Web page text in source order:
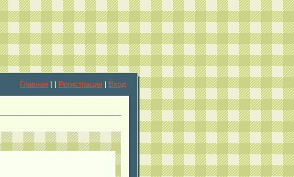
Главная | | Регистрация | Вход